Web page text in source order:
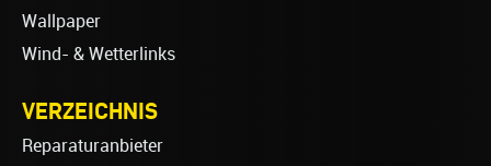
Wallpaper
Wind- & Wetterlinks
VERZEICHNIS
Reparaturanbieter